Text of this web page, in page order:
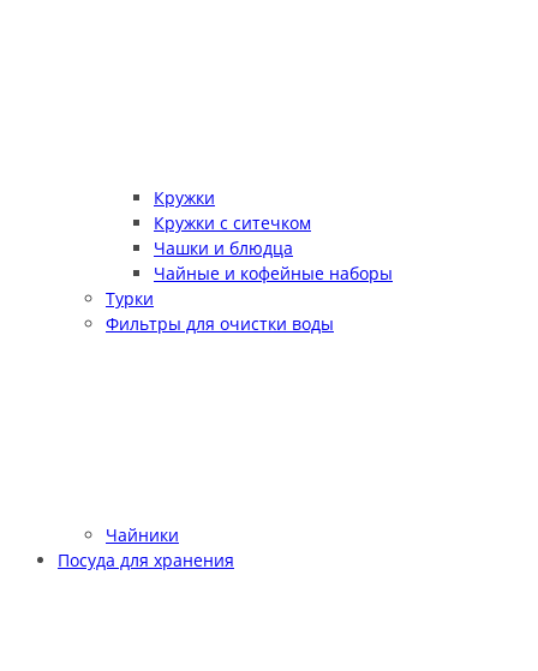
Кружки
Кружки с ситечком
Чашки и блюдца
Чайные и кофейные наборы
Турки
Фильтры для очистки воды
Чайники
Посуда для хранения